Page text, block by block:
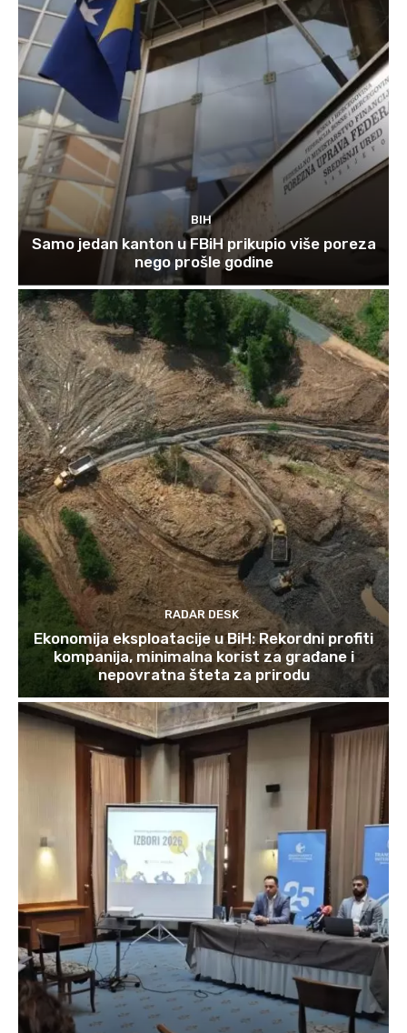
BIH
Samo jedan kanton u FBiH prikupio više poreza
nego prošle godine
RADAR DESK
Ekonomija eksploatacije u BiH: Rekordni profiti
kompanija, minimalna korist za građane i
nepovratna šteta za prirodu